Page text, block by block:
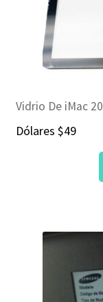
Vidrio De iMac
Dólares $49